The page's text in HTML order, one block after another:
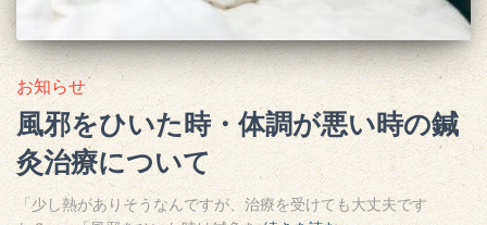
お知らせ
風邪をひいた時・体調が悪い時の鍼
灸治療について
「少し熱がありそうなんですが、治療を受けても大丈夫です